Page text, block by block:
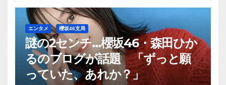
エンタメ 櫻坂46支局
謎の2センチ…櫻坂46・森田ひか
るのブログが話題 「ずっと願
っていた、あれか？」